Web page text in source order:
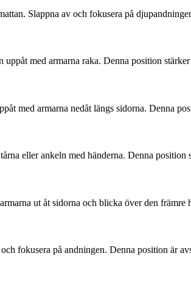
Slappna av och fokusera på
med armarna raka. Denna position
med armarna nedåt längs sidorna. Denna
eller ankeln med händerna. Denna
ut åt sidorna och blicka över den
fokusera på andningen. Denna position är